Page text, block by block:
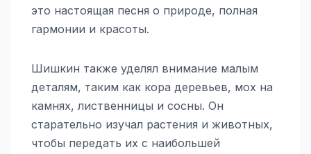
это настоящая песня о природе, полная
гармонии и красоты.
Шишкин также уделял внимание малым
деталям, таким как кора деревьев, мох на
камнях, лиственницы и сосны. Он
старательно изучал растения и животных,
чтобы передать их с наибольшей